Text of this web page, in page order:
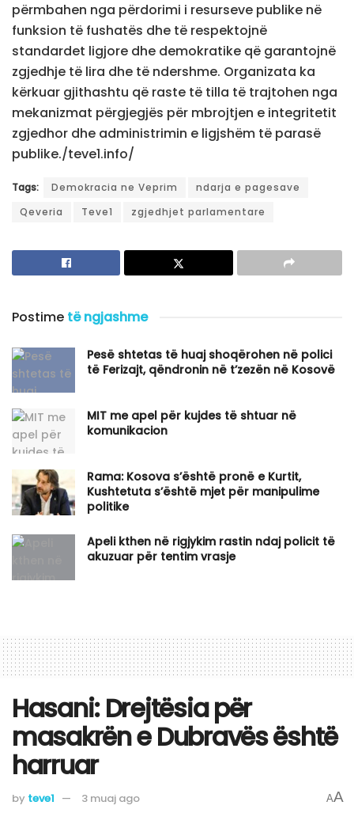
përmbahen nga përdorimi i resurseve publike në
funksion të fushatës dhe të respektojnë
standardet ligjore dhe demokratike që garantojnë
zgjedhje të lira dhe të ndershme. Organizata ka
kërkuar gjithashtu që raste të tilla të trajtohen nga
mekanizmat përgjegjës për mbrojtjen e integritetit
zgjedhor dhe administrimin e ligjshëm të parasë
publike./teve1.info/
Tags: Demokracia ne Veprim
ndarja e pagesave
Qeveria
Teve1 zgjedhjet parlamentare
Postime të ngjashme
Pesë shtetas të huaj shoqërohen në polici
të Ferizajt, qëndronin në t’zezën në Kosovë
MIT me apel për kujdes të shtuar në
komunikacion
Rama: Kosova s’është pronë e Kurtit,
Kushtetuta s’është mjet për manipulime
politike
Apeli kthen në rigjykim rastin ndaj policit të
akuzuar për tentim vrasje
Hasani: Drejtësia për
masakrën e Dubravës është
harruar
by teve1 3 muaj ago AA